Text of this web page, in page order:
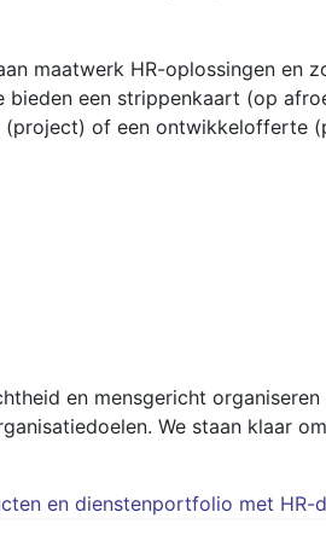
maatwerk HR-oplossingen en
bieden een strippenkaart (op
of een ontwikkelofferte
en mensgericht
We staan klaar
en dienstenportfolio met HR-